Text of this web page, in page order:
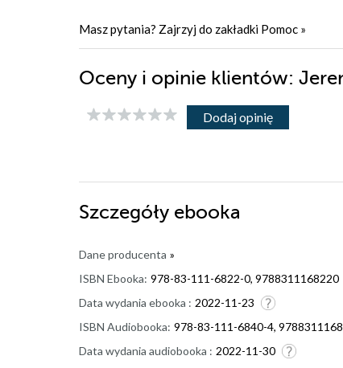
Masz pytania? Zajrzyj do zakładki Pomoc »
Oceny i opinie klientów:
Dodaj opinię
Szczegóły ebooka
Dane producenta »
ISBN Ebooka: 978-83-111-6822-0, 9788311168220
Data wydania ebooka : 2022-11-23
ISBN Audiobooka: 978-83-111-6840-4,
Data wydania audiobooka : 2022-11-30